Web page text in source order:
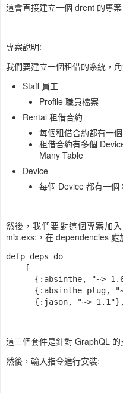
這會直接建立一個 drent 的專案
專案說明:
我們要建立一個租借的系統，
Staff 員工
Profile 職員檔案
Rental 租借合約
每個租借合約都有一
租借合約有多個
Many Table
Device
每個 Device 都有一個
然後，我們要對這個專案加
mix.exs:，在 dependencies 處
defp deps do
    [
{:absinthe, "~>
{:absinthe_plug,
      {:jason, "~> 1.1"},
這三個套件是針對 GraphQL
然後，輸入指令進行安裝: